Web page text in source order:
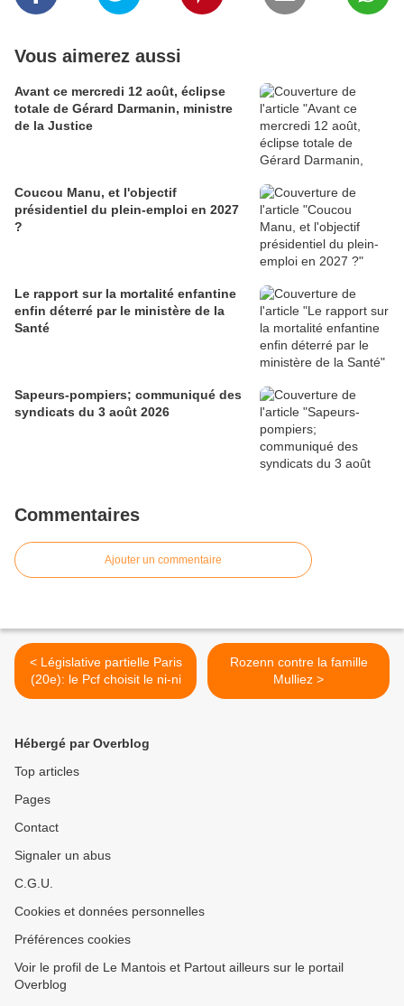
Vous aimerez aussi
Avant ce mercredi 12 août, éclipse
totale de Gérard Darmanin, ministre
de la Justice
Coucou Manu, et l'objectif
présidentiel du plein-emploi en 2027
?
Le rapport sur la mortalité enfantine
enfin déterré par le ministère de la
Santé
Sapeurs-pompiers; communiqué des
syndicats du 3 août 2026
Commentaires
Ajouter un commentaire
< Législative partielle Paris
(20e): le Pcf choisit le ni-ni
Rozenn contre la famille
Mulliez >
Hébergé par Overblog
Top articles
Pages
Contact
Signaler un abus
C.G.U.
Cookies et données personnelles
Préférences cookies
Voir le profil de Le Mantois et Partout ailleurs sur le portail
Overblog